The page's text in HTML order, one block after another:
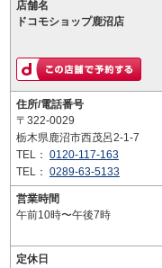
店舗名
ドコモショップ鹿沼店
住所/電話番号
〒322-0029
栃木県鹿沼市西茂呂2-1-7
TEL： 0120-117-163
TEL： 0289-63-5133
営業時間
午前10時〜午後7時
定休日